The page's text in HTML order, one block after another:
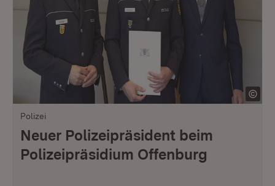
Polizei
Neuer Polizeipräsident beim
Polizeipräsidium Offenburg